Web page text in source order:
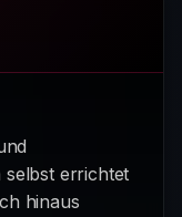
selbst errichtet
hinaus